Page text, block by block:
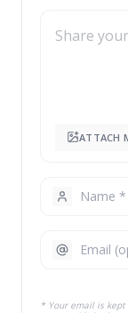
ATTACH
* Your email is